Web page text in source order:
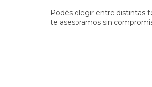
Podés elegir entre distintas
te asesoramos sin